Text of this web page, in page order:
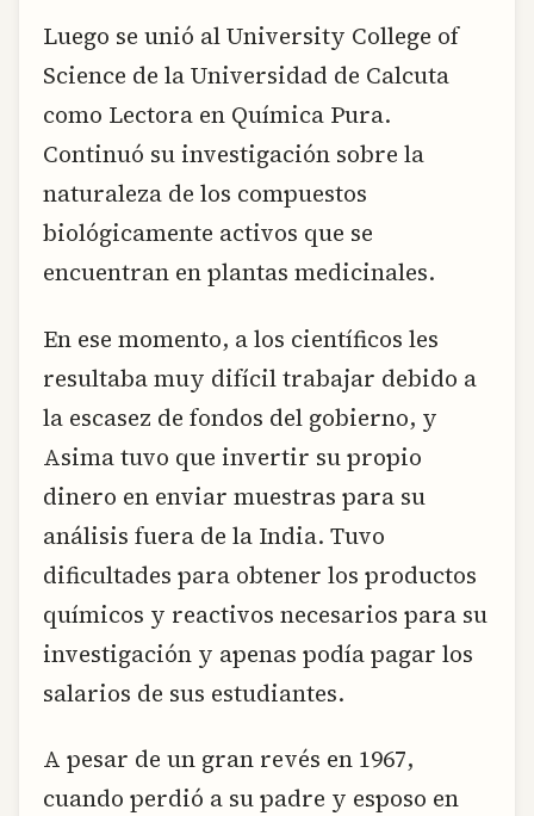
Luego se unió al University College of
Science de la Universidad de Calcuta
como Lectora en Química Pura.
Continuó su investigación sobre la
naturaleza de los compuestos
biológicamente activos que se
encuentran en plantas medicinales.
En ese momento, a los científicos les
resultaba muy difícil trabajar debido a
la escasez de fondos del gobierno, y
Asima tuvo que invertir su propio
dinero en enviar muestras para su
análisis fuera de la India. Tuvo
dificultades para obtener los productos
químicos y reactivos necesarios para su
investigación y apenas podía pagar los
salarios de sus estudiantes.
A pesar de un gran revés en 1967,
cuando perdió a su padre y esposo en